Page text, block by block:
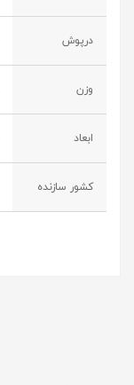
درپوش
وزن
ابعاد
کشور سازنده